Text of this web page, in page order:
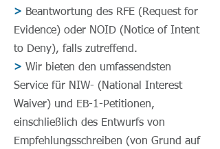
> Beantwortung des RFE (Request for
Evidence) oder NOID (Notice of Intent
to Deny), falls zutreffend.
> Wir bieten den umfassendsten
Service für NIW- (National Interest
Waiver) und EB-1-Petitionen,
einschließlich des Entwurfs von
Empfehlungsschreiben (von Grund auf